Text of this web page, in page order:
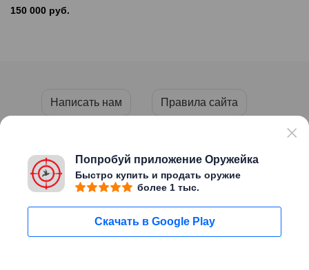
150 000 руб.
Написать нам Правила сайта
Политика конфиденциальности
Пользуясь этим сайтом Вы
Мне уже есть
Попробуй приложение Оружейка
Быстро купить и продать оружие
более 1 тыс.
Скачать в Google Play